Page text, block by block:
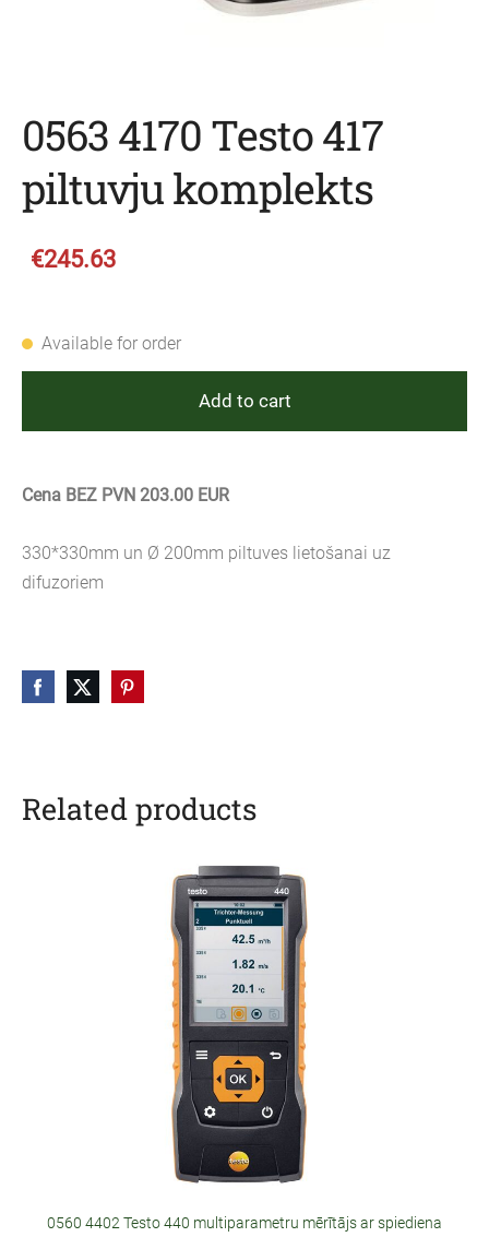
0563 4170 Testo 417
piltuvju komplekts
€245.63
Available for order
Add to cart
Cena BEZ PVN 203.00 EUR
330*330mm un Ø 200mm piltuves lietošanai uz
difuzoriem
Related products
0560 4402 Testo 440 multiparametru mērītājs ar spiediena